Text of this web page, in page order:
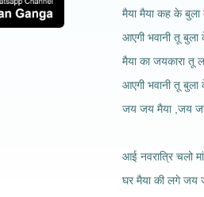
मैया मैया कह के
आएगी भवानी तू
मैया का जयकारा तू
आएगी भवानी तू
जय जय मैया ,जय
आई नवरात्रि चलो मां
घर मैया की लगे जय